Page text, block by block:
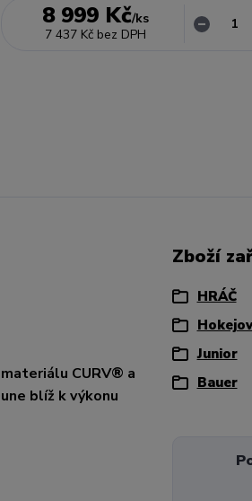
8 999 Kč/ks
7 437 Kč bez DPH
CURV® a
blíž k výkonu
Zboží
HRÁČ
Junior
Bauer